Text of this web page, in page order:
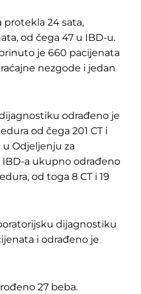
protekla 24 sata,
od čega 47 u IBD-u.
je 660 pacijenata
nezgode i jedan
odrađeno je
od čega 201 CT i
u Odjeljenju za
a ukupno odrađeno
od toga 8 CT i 19
dijagnostiku
i odrađeno je
27 beba.